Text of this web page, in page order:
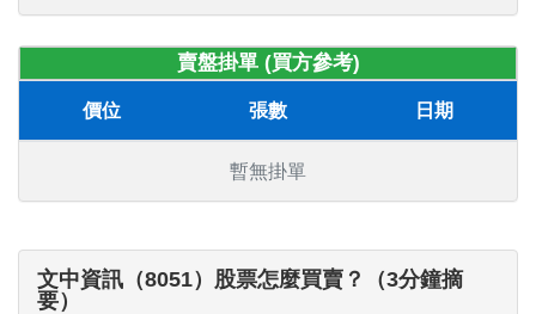
賣盤掛單 (買方參考)
價位 張數 日期
暫無掛單
文中資訊（8051）股票怎麼買賣？（3分鐘摘
要）